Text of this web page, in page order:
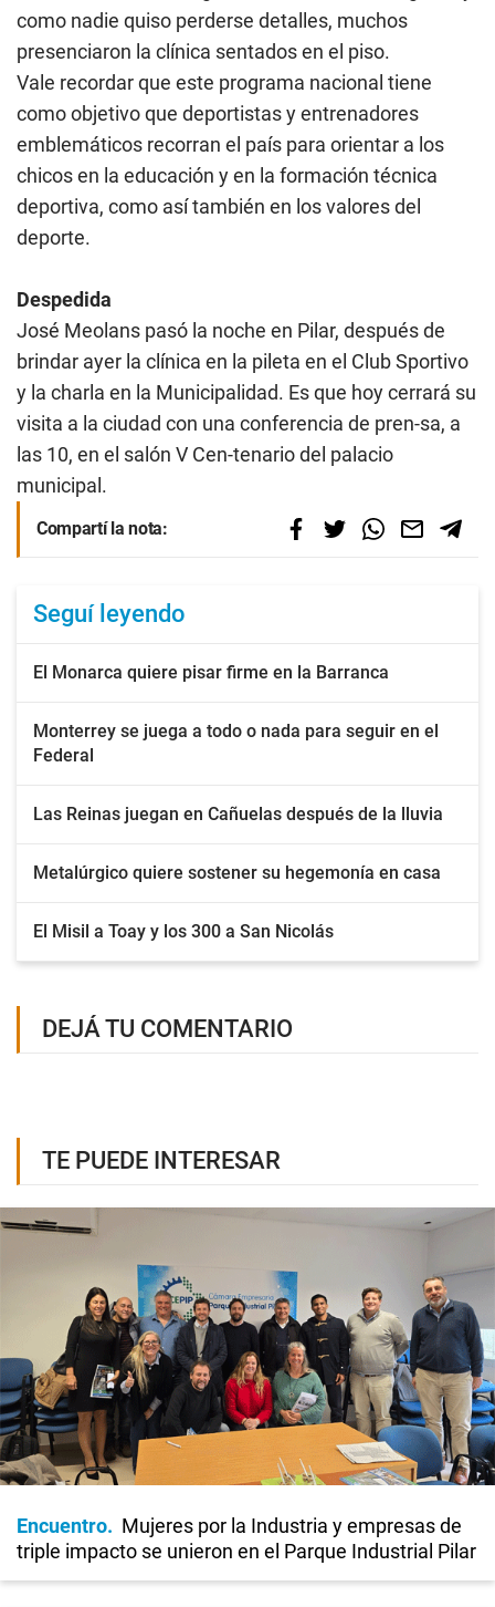
como nadie quiso perderse detalles, muchos
presenciaron la clínica sentados en el piso.
Vale recordar que este programa nacional tiene
como objetivo que deportistas y entrenadores
emblemáticos recorran el país para orientar a los
chicos en la educación y en la formación técnica
deportiva, como así también en los valores del
deporte.
Despedida
José Meolans pasó la noche en Pilar, después de
brindar ayer la clínica en la pileta en el Club Sportivo
y la charla en la Municipalidad. Es que hoy cerrará su
visita a la ciudad con una conferencia de pren-sa, a
las 10, en el salón V Cen-tenario del palacio
municipal.
Compartí la nota:
Seguí leyendo
El Monarca quiere pisar firme en la Barranca
Monterrey se juega a todo o nada para seguir en el
Federal
Las Reinas juegan en Cañuelas después de la lluvia
Metalúrgico quiere sostener su hegemonía en casa
El Misil a Toay y los 300 a San Nicolás
DEJÁ TU COMENTARIO
TE PUEDE INTERESAR
Encuentro
Mujeres por la Industria y empresas de
triple impacto se unieron en el Parque Industrial Pilar